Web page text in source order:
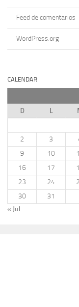
Feed de comentarios
WordPress.org
CALENDAR
D
L
2
3
9
10
16
17
23
24
30
31
« Jul